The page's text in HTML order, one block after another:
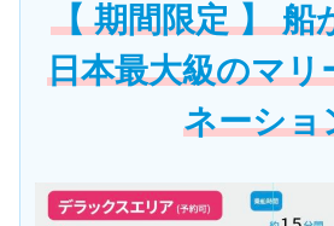
【 期間限定 】 船
日本最大級のマリ
ネーショ